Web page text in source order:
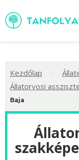
Kezdőlap
Állatorvosi
Baja